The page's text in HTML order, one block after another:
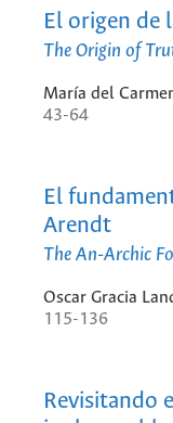
El origen de
The Origin of
María del
43-64
El
Arendt
The An-Archic
Oscar Gracia
115-136
Revisitando